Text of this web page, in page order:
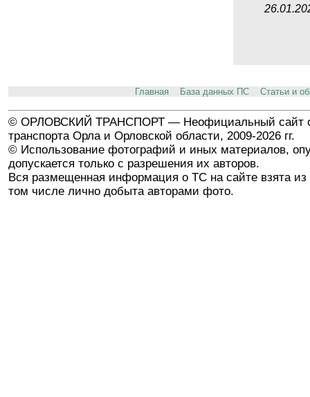
Главная База данных ПС Статьи и
© ОРЛОВСКИЙ ТРАНСПОРТ — Неофициальный сайт
транспорта Орла и Орловской области, 2009-2026 гг.
© Использование фотографий и иных материалов,
допускается только с разрешения их авторов.
Вся размещенная информация о ТС на сайте взята из
том числе лично добыта авторами фото.